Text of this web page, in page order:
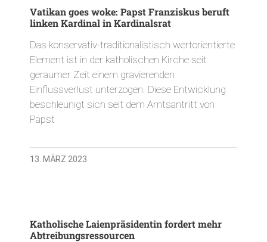
Vatikan goes woke: Papst Franziskus beruft
linken Kardinal in Kardinalsrat
Das konservativ-traditionalistisch wertorientierte
Element ist in der katholischen Kirche seit
geraumer Zeit einem gravierenden
Einflussverlust unterzogen. Diese Entwicklung
beschleunigt sich seit dem Amtsantritt von
Papst
13. MÄRZ 2023
Katholische Laienpräsidentin fordert mehr
Abtreibungsressourcen